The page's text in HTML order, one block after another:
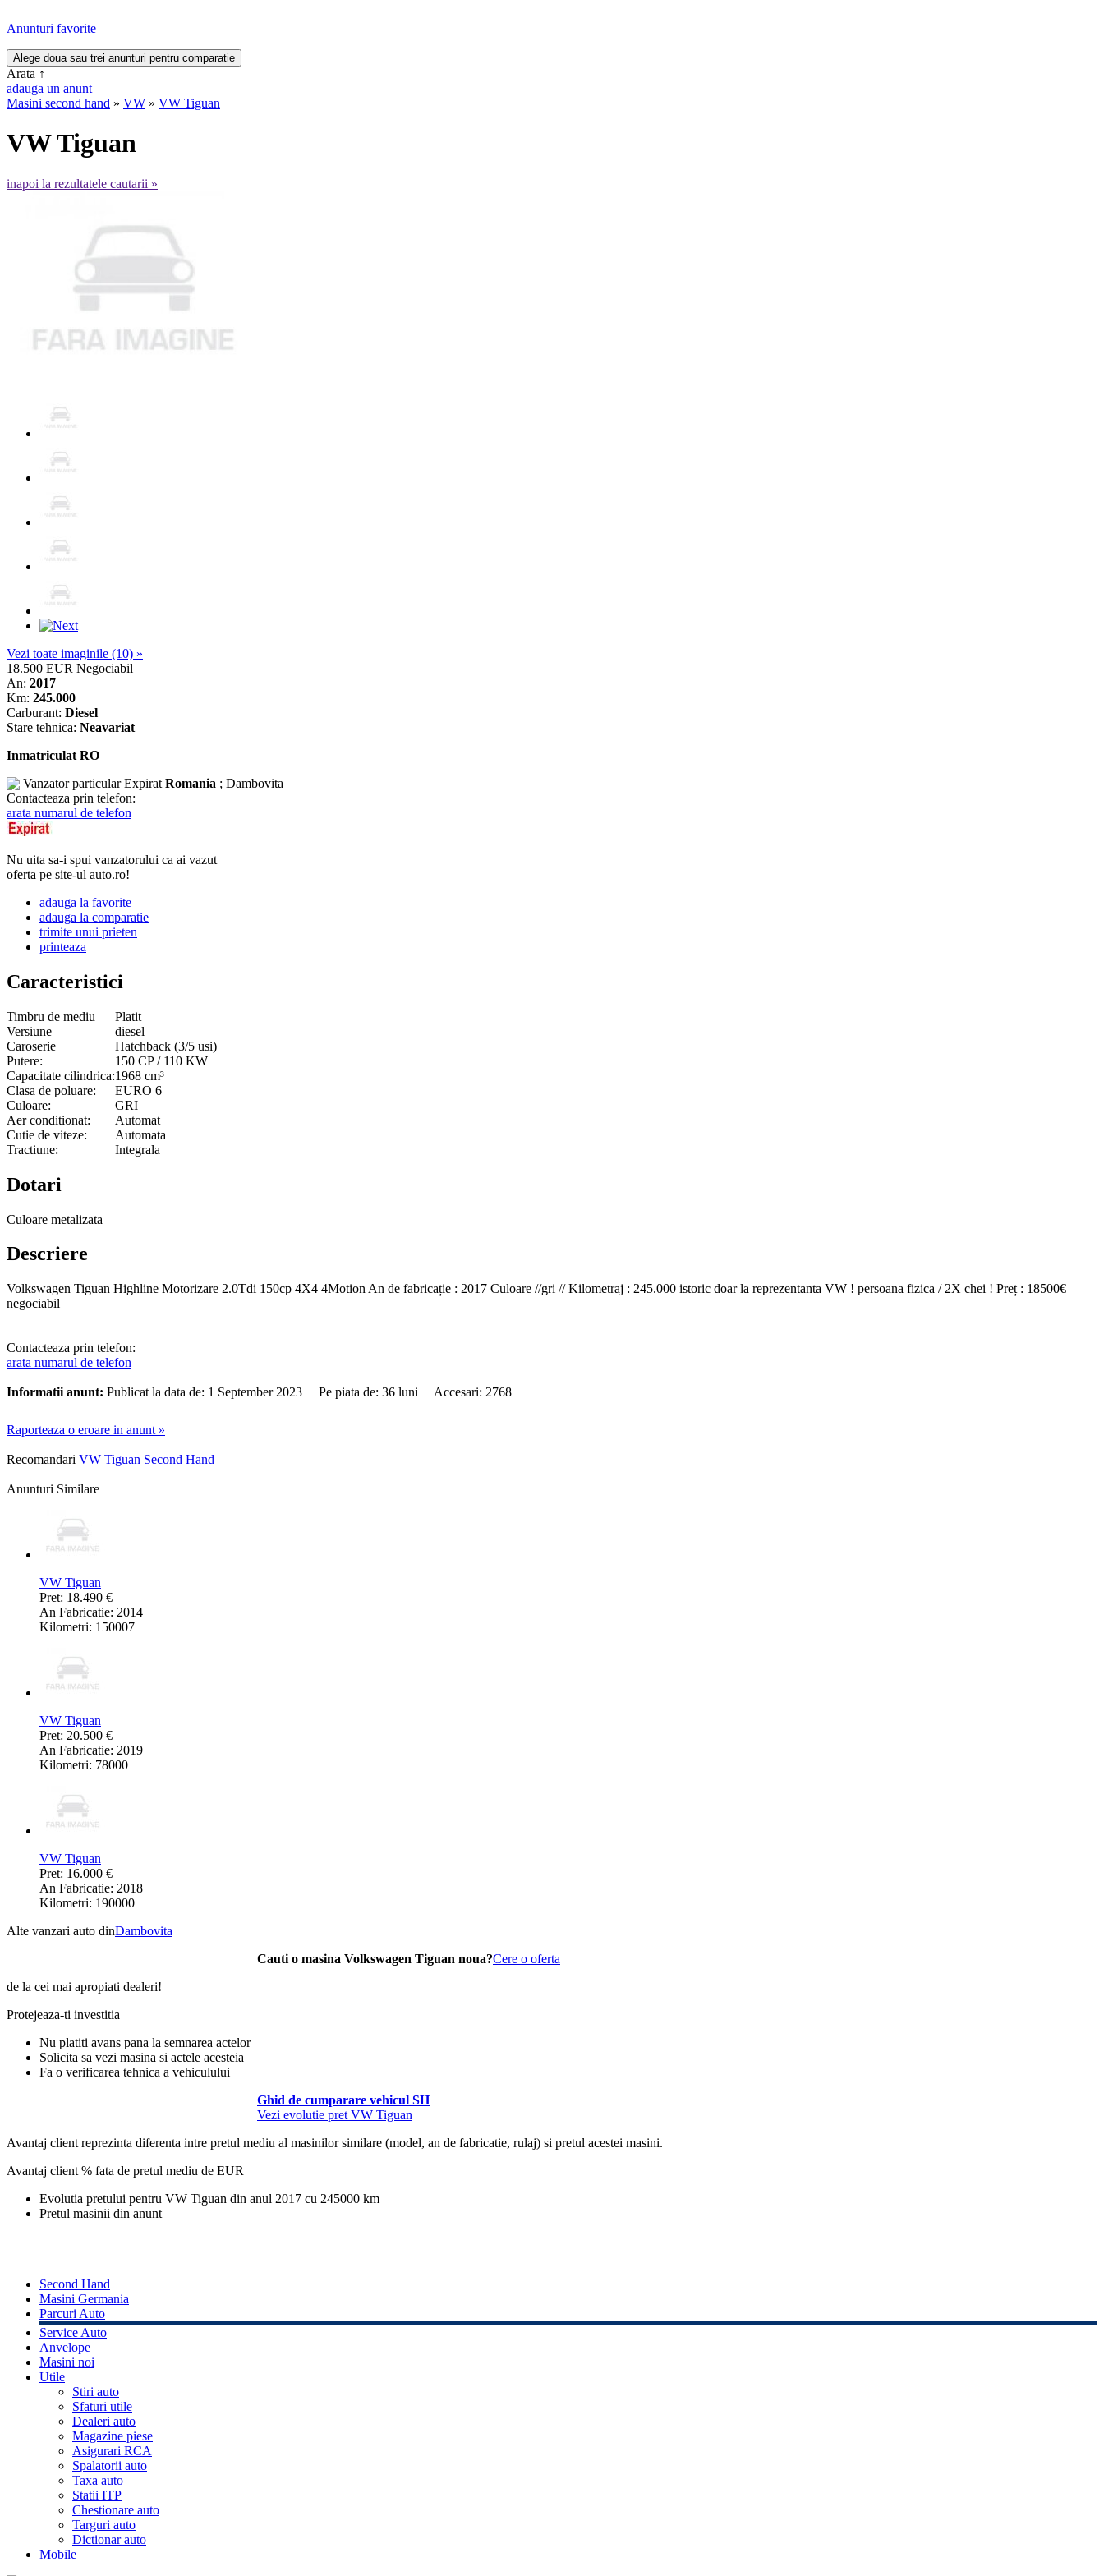
Anunturi favorite
Arata ↑
adauga un anunt
Masini second hand » VW » VW Tiguan
VW Tiguan
inapoi la rezultatele cautarii »
Vezi toate imaginile (10) »
18.500 EUR Negociabil
An: 2017
Km: 245.000
Carburant: Diesel
Stare tehnica: Neavariat
Inmatriculat RO
Vanzator particularExpirat Romania ; Dambovita
Contacteaza prin telefon:
arata numarul de telefon
Nu uita sa-i spui vanzatorului ca ai vazut
oferta pe site-ul auto.ro!
adauga la favorite
adauga la comparatie
trimite unui prieten
printeaza
Caracteristici
Timbru de mediu
Platit
Versiune
diesel
Caroserie
Hatchback (3/5 usi)
Putere:
150 CP / 110 KW
Capacitate cilindrica:1968 cm³
Clasa de poluare:
EURO 6
Culoare:
GRI
Aer conditionat:
Automat
Cutie de viteze:
Automata
Tractiune:
Integrala
Dotari
Culoare metalizata
Descriere
Volkswagen Tiguan Highline Motorizare 2.0Tdi 150cp 4X4 4Motion An de fabricație : 2017 Culoare //gri // Kilometraj : 245.000 istoric doar la reprezentanta VW ! persoana fizica / 2X chei ! Preț : 18500€
negociabil
Contacteaza prin telefon:
arata numarul de telefon
Informatii anunt: Publicat la data de: 1 September 2023 Pe piata de: 36 luni Accesari: 2768
Raporteaza o eroare in anunt »
Recomandari VW Tiguan Second Hand
Anunturi Similare
VW Tiguan
Pret: 18.490 €
An Fabricatie: 2014
Kilometri: 150007
VW Tiguan
Pret: 20.500 €
An Fabricatie: 2019
Kilometri: 78000
VW Tiguan
Pret: 16.000 €
An Fabricatie: 2018
Kilometri: 190000
Alte vanzari auto dinDambovita
Cauti o masina Volkswagen Tiguan noua?Cere o oferta
de la cei mai apropiati dealeri!
Protejeaza-ti investitia
Nu platiti avans pana la semnarea actelor
Solicita sa vezi masina si actele acesteia
Fa o verificarea tehnica a vehiculului
Ghid de cumparare vehicul SH
Vezi evolutie pret VW Tiguan
Avantaj client reprezinta diferenta intre pretul mediu al masinilor similare (model, an de fabricatie, rulaj) si pretul acestei masini.
Avantaj client % fata de pretul mediu de EUR
Evolutia pretului pentru VW Tiguan din anul 2017 cu 245000 km
Pretul masinii din anunt
Second Hand
Masini Germania
Parcuri Auto
Service Auto
Anvelope
Masini noi
Utile
Stiri auto
Sfaturi utile
Dealeri auto
Magazine piese
Asigurari RCA
Spalatorii auto
Taxa auto
Statii ITP
Chestionare auto
Targuri auto
Dictionar auto
Mobile